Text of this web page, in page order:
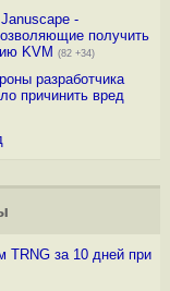
-
получить
KVM (82 +34)
разработчика
причинить вред
TRNG за 10 дней при